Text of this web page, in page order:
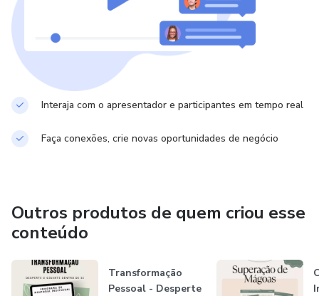
Aromaterapia Meditação;
Espiritualidade Ativa;
Interaja com o apresentador e participantes em tempo real
Faça conexões, crie novas oportunidades de negócio
Outros produtos de quem criou esse
conteúdo
Transformação
Pessoal - Desperte